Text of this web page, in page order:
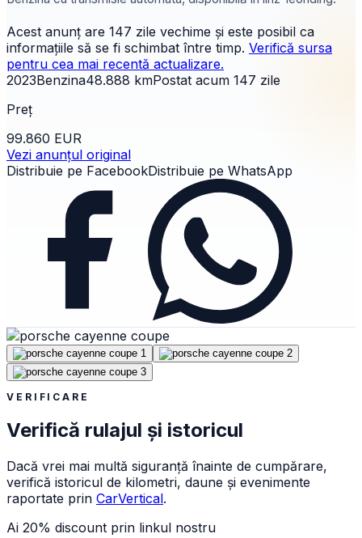
Acest anunț are 147 zile vechime și este posibil ca
informațiile să se fi schimbat între timp. Verifică sursa
pentru cea mai recentă actualizare.
2023Benzina48.888 kmPostat acum 147 zile
Preț
99.860 EUR
Vezi anunțul original
Distribuie pe FacebookDistribuie pe WhatsApp
VERIFICARE
Verifică rulajul și istoricul
Dacă vrei mai multă siguranță înainte de cumpărare,
verifică istoricul de kilometri, daune și evenimente
raportate prin CarVertical.
Ai 20% discount prin linkul nostru